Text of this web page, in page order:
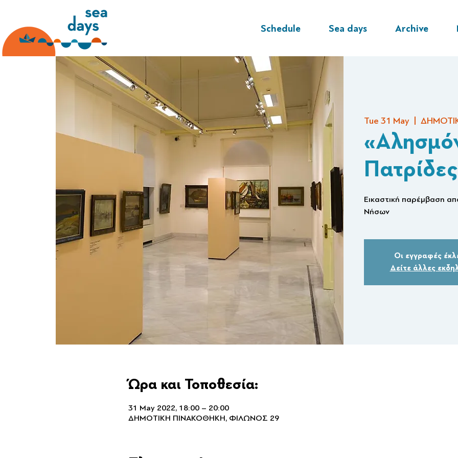
Schedule Sea days Archive
Tue 31 May
Εικαστική παρέμβαση
Νήσων
Οι εγγραφές
Δείτε άλλες
Ώρα και Τοποθεσία:
31 May 2022, 18:00 – 20:00
ΔΗΜΟΤΙΚΗ ΠΙΝΑΚΟΘΗΚΗ, ΦΙΛΩΝΟΣ 29